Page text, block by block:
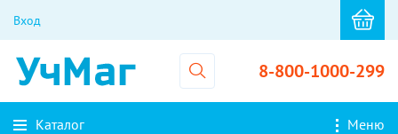
Вход
8-800-1000-299
Каталог Меню